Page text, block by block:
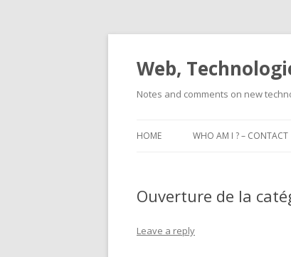
Web,
Notes and comments on new
HOME WHO AM I ? – CONTACT
Ouverture de la
Leave a reply